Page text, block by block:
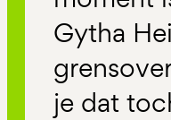
Gytha
je dat